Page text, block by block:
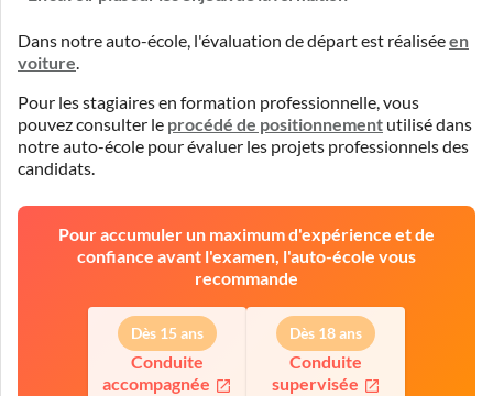
Dans notre auto-école, l'évaluation de départ est réaliséeen
voiture.
Pour les stagiaires en formation professionnelle, vous
pouvez consulter le procédé de positionnement utilisé dans
notre auto-école pour évaluer les projets professionnels des
candidats.
Pour accumuler un maximum d'expérience et de
confiance avant l'examen, l'auto-école vous
recommande
Dès 15 ans
Conduite
accompagnée
Dès 18 ans
Conduite
supervisée